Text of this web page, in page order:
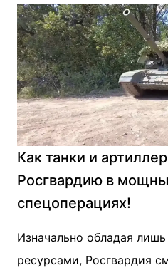
Как танки и
Росгвардию в
спецоперациях!
Изначально обладая
ресурсами, Росгвардия